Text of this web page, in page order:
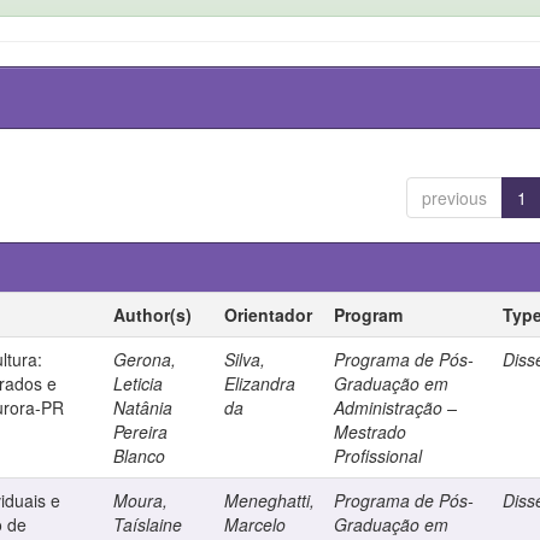
previous 1
Author(s) Orientador Program
e
PR
Gerona,
Leticia
Natânia
Pereira
Blanco
Silva,
Elizandra
da
Programa de Pós-
Graduação em
Administração –
Mestrado
Profissional
e
de
Moura,
Taíslaine
Meneghatti,
Marcelo
Programa de Pós-
Graduação em